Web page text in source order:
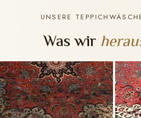
UNSERE
Was wir